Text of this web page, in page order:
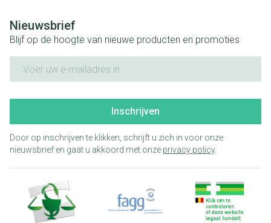
Nieuwsbrief
Blijf op de hoogte van nieuwe producten en promoties
Inschrijven
Door op inschrijven te klikken, schrijft u zich in voor onze
nieuwsbrief en gaat u akkoord met onze privacy policy.